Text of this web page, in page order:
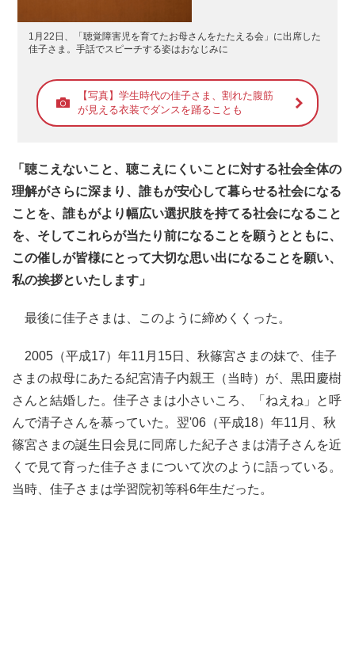
1月22日、「聴覚障害児を育てたお母さんをたたえる会」に出席した
佳子さま。手話でスピーチする姿はおなじみに
【写真】学生時代の佳子さま、割れた腹筋
が見える衣装でダンスを踊ることも
「聴こえないこと、聴こえにくいことに対する社会全体の
理解がさらに深まり、誰もが安心して暮らせる社会になる
ことを、誰もがより幅広い選択肢を持てる社会になること
を、そしてこれらが当たり前になることを願うとともに、
この催しが皆様にとって大切な思い出になることを願い、
私の挨拶といたします」
最後に佳子さまは、このように締めくくった。
2005（平成17）年11月15日、秋篠宮さまの妹で、佳子
さまの叔母にあたる紀宮清子内親王（当時）が、黒田慶樹
さんと結婚した。佳子さまは小さいころ、「ねえね」と呼
んで清子さんを慕っていた。翌'06（平成18）年11月、秋
篠宮さまの誕生日会見に同席した紀子さまは清子さんを近
くで見て育った佳子さまについて次のように語っている。
当時、佳子さまは学習院初等科6年生だった。